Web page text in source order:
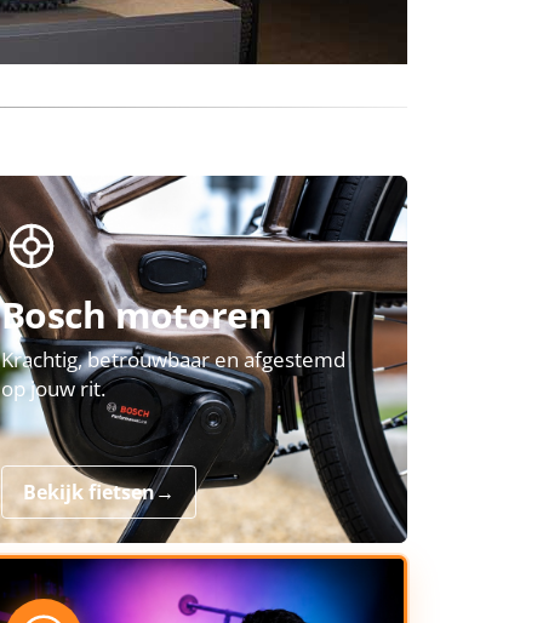
Bosch motoren
Krachtig, betrouwbaar en afgestemd
op jouw rit.
Bekijk fietsen→